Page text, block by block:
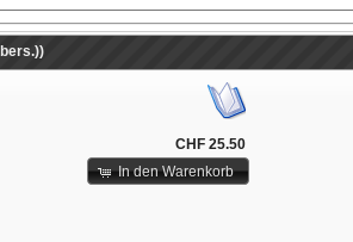
CHF 25.50
In den Warenkorb